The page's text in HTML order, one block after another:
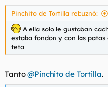
s
Pinchito de Tortilla rebuznó:
A ella solo le gustaban
estaba fondon y con las
teta
Tanto @Pinchito de Tortilla.